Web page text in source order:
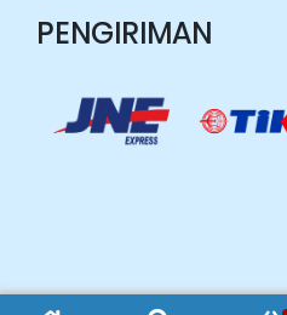
PENGIRIMAN
Copyright © 2026